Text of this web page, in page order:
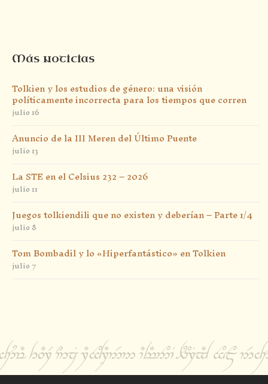
Más noticias
Tolkien y los estudios de género: una visión
políticamente incorrecta para los tiempos que corren
julio 16
Anuncio de la III Meren del Último Puente
julio 13
La STE en el Celsius 232 – 2026
julio 11
Juegos tolkiendili que no existen y deberían – Parte 1/4
julio 8
Tom Bombadil y lo «Hiperfantástico» en Tolkien
julio 7